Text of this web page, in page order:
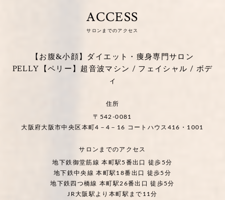
ACCESS
サロンまでのアクセス
【お腹&小顔】ダイエット・痩身専門サロン
PELLY【ペリー】超音波マシン / フェイシャル / ボデ
ィ
住所
〒542-0081
大阪府大阪市中央区本町4－4－16 コートハウス416・1001
サロンまでのアクセス
地下鉄御堂筋線 本町駅5番出口 徒歩5分
地下鉄中央線 本町駅18番出口 徒歩5分
地下鉄四つ橋線 本町駅26番出口 徒歩5分
JR大阪駅より本町駅まで11分